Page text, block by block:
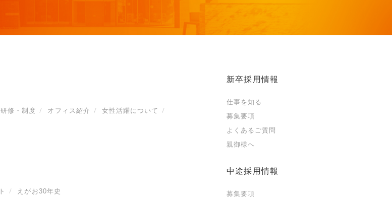
研修・制度 オフィス紹介 女性活躍について
えがお30年史
新卒採用情報
仕事を知る
募集要項
よくあるご質問
親御様へ
中途採用情報
募集要項